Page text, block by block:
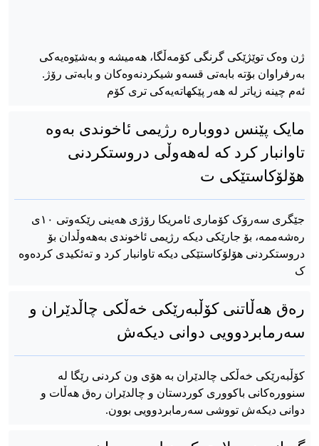
ژن وەک توێژێکی گرنگی کۆمەڵگا، هەمیشە و بەشێوەیەکی
بەرفراوان بۆتە بابەتی قسەو شیکردنەوەکان و بابەتی رۆژ.
ئەم چینە زیاتر لە هەر پێکهاتەیەکی تری کۆم
مایک پێنس دووبارە رژیمی ئاخوندی بەوە
تاوانبار کرد کە لەهەوڵی دروستکردنی
هۆلۆکاستێکی ت
جێگری سەرۆک کۆماری ئامریکا رۆژی هەینی رێکەوتی ۱۰ی
رەشەممە، بۆ جارێکی دیکە رژیمی ئاخوندی بەهەوڵدان بۆ
دروستکردنی هۆلۆکاستێکی دیکە تاوانبار کرد و تەئکیدی کردەوە
ک
رەق هەڵاتنی کۆڵبەرێکی خەڵکی چاڵدێران و
سەرمابردوویی دوانی دیکەش
کۆڵبەرێکی خەڵکی چالدێران بە هۆی ون کردنی رێگا لە
سنوورەکانی باکووری کوردستان و چالدێران رەق هەڵات و
دوانی دیکەش تووشی سەرمابردوویی بوون.